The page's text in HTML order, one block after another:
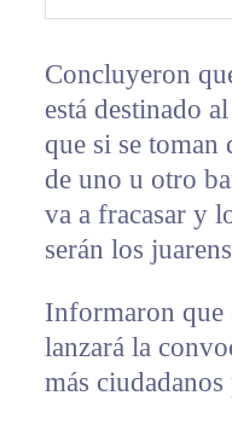
Concluyeron
está destinado
que si se toman
de uno u otro
va a fracasar y
serán los
Informaron que
lanzará la
más